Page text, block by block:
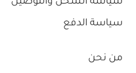
سياسة الدفع
من نحن